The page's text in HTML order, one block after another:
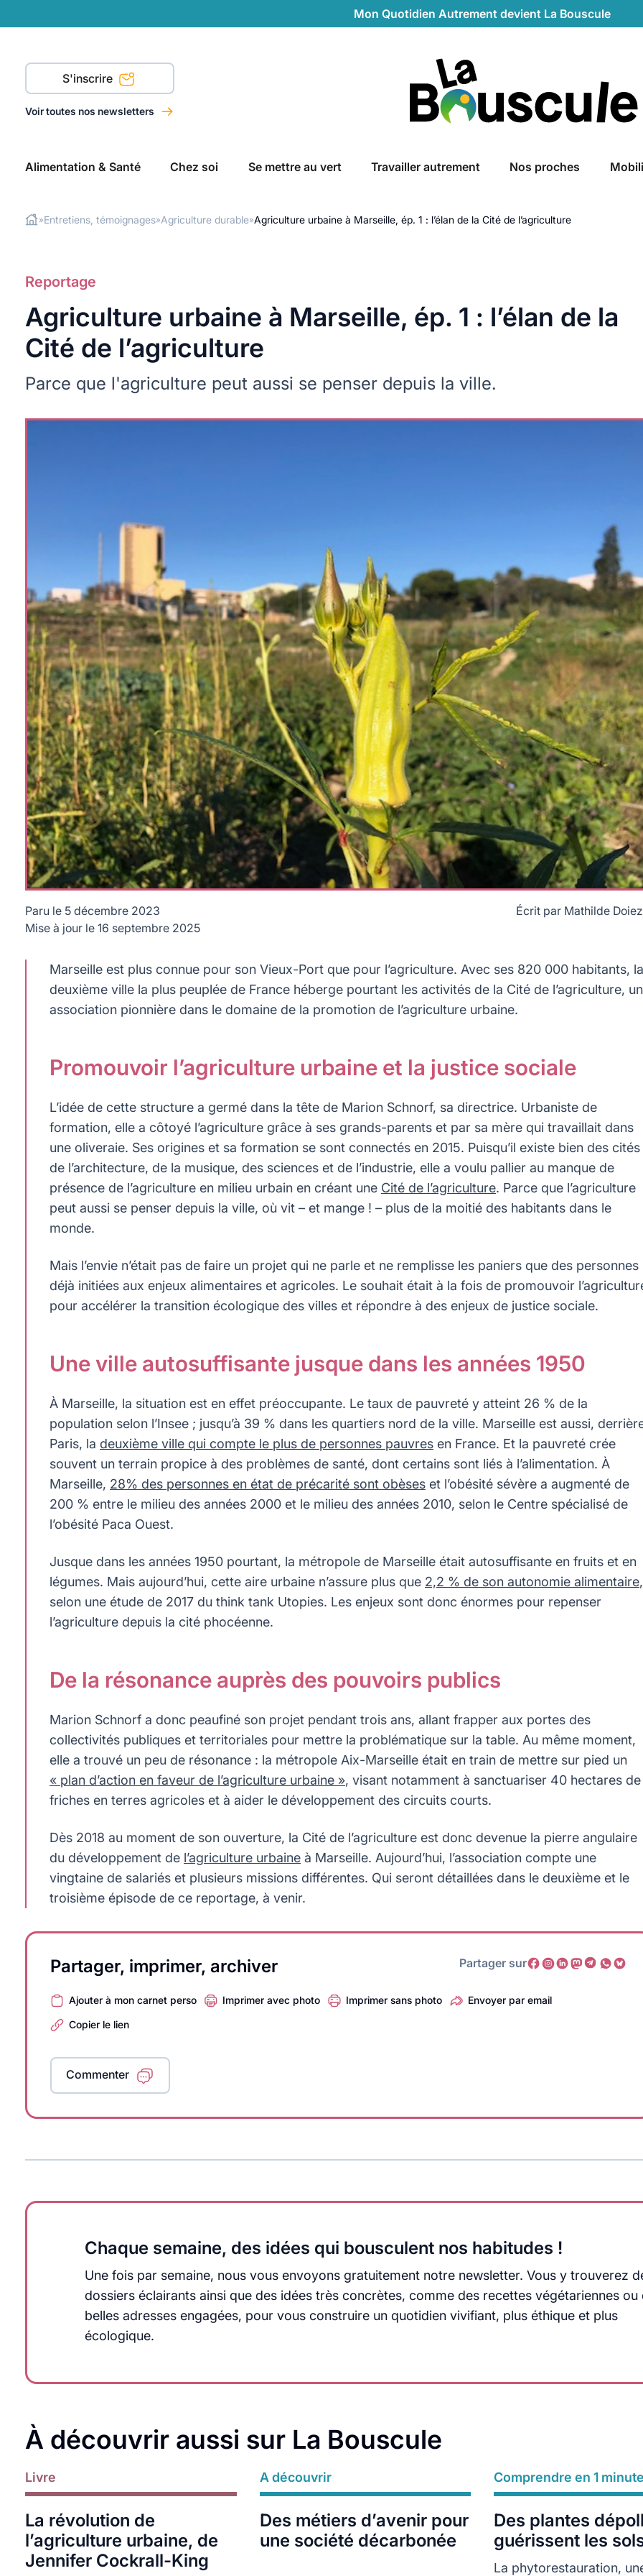
Mon Quotidien Autrement devient La Bouscule
S'inscrire
Voir toutes nos newsletters
Alimentation & Santé
Chez soi Se mettre au vert Travailler autrement Nos proches
»Entretiens, témoignages»Agriculture durable»Agriculture urbaine à Marseille, ép. 1 : l’élan de la Cité de l’agriculture
Reportage
Agriculture urbaine à Marseille, ép. 1 : l’élan de la
Cité de l’agriculture
Parce que l'agriculture peut aussi se penser depuis la ville.
Paru le 5 décembre 2023
Mise à jour le 16 septembre 2025
Écrit par Mathilde
Marseille est plus connue pour son Vieux-Port que pour l’agriculture. Avec ses 820 000 habitants, la
deuxième ville la plus peuplée de France héberge pourtant les activités de la Cité de l’agriculture,
association pionnière dans le domaine de la promotion de l’agriculture urbaine.
Promouvoir l’agriculture urbaine et la justice sociale
L’idée de cette structure a germé dans la tête de Marion Schnorf, sa directrice. Urbaniste de
formation, elle a côtoyé l’agriculture grâce à ses grands-parents et par sa mère qui travaillait dans
une oliveraie. Ses origines et sa formation se sont connectés en 2015. Puisqu’il existe bien des cités
de l’architecture, de la musique, des sciences et de l’industrie, elle a voulu pallier au manque de
présence de l’agriculture en milieu urbain en créant une Cité de l’agriculture. Parce que l’agriculture
peut aussi se penser depuis la ville, où vit – et mange ! – plus de la moitié des habitants dans le
monde.
Mais l’envie n’était pas de faire un projet qui ne parle et ne remplisse les paniers que des personnes
déjà initiées aux enjeux alimentaires et agricoles. Le souhait était à la fois de promouvoir
pour accélérer la transition écologique des villes et répondre à des enjeux de justice sociale.
Une ville autosuffisante jusque dans les années 1950
À Marseille, la situation est en effet préoccupante. Le taux de pauvreté y atteint 26 % de la
population selon l’Insee ; jusqu’à 39 % dans les quartiers nord de la ville. Marseille est aussi,
Paris, la deuxième ville qui compte le plus de personnes pauvres en France. Et la pauvreté crée
souvent un terrain propice à des problèmes de santé, dont certains sont liés à l’alimentation. À
Marseille, 28% des personnes en état de précarité sont obèses et l’obésité sévère a augmenté de
200 % entre le milieu des années 2000 et le milieu des années 2010, selon le Centre spécialisé de
l’obésité Paca Ouest.
Jusque dans les années 1950 pourtant, la métropole de Marseille était autosuffisante en fruits et en
légumes. Mais aujourd’hui, cette aire urbaine n’assure plus que 2,2 % de son autonomie alimentaire,
selon une étude de 2017 du think tank Utopies. Les enjeux sont donc énormes pour repenser
l’agriculture depuis la cité phocéenne.
De la résonance auprès des pouvoirs publics
Marion Schnorf a donc peaufiné son projet pendant trois ans, allant frapper aux portes des
collectivités publiques et territoriales pour mettre la problématique sur la table. Au même moment,
elle a trouvé un peu de résonance : la métropole Aix-Marseille était en train de mettre sur pied un
« plan d’action en faveur de l’agriculture urbaine », visant notamment à sanctuariser 40 hectares de
friches en terres agricoles et à aider le développement des circuits courts.
Dès 2018 au moment de son ouverture, la Cité de l’agriculture est donc devenue la pierre angulaire
du développement de l’agriculture urbaine à Marseille. Aujourd’hui, l’association compte une
vingtaine de salariés et plusieurs missions différentes. Qui seront détaillées dans le deuxième et le
troisième épisode de ce reportage, à venir.
Partager, imprimer, archiver Partager sur
Ajouter à mon carnet perso Imprimer avec photo Imprimer sans photo Envoyer par email
Copier le lien
Commenter
Chaque semaine, des idées qui bousculent nos habitudes !
Une fois par semaine, nous vous envoyons gratuitement notre newsletter. Vous y trouverez
dossiers éclairants ainsi que des idées très concrètes, comme des recettes végétariennes ou
belles adresses engagées, pour vous construire un quotidien vivifiant, plus éthique et plus
écologique.
À découvrir aussi sur La Bouscule
Livre
La révolution de
l’agriculture urbaine, de
Jennifer Cockrall-King
Lire plus A découvrir
Des métiers d’avenir pour
une société décarbonée
Lire plus Comprendre en 1
Des plantes
guérissent les
La phytorestauration,
Lire plus